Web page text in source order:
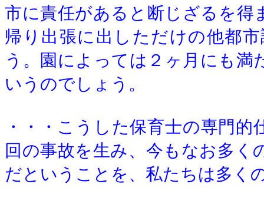
市に責任があると断じざるを得
帰り出張に出しただけの他都
う。園によっては２ヶ月にも
いうのでしょう。
・・・こうした保育士の専門
回の事故を生み、今もなお多く
だということを、私たちは多く